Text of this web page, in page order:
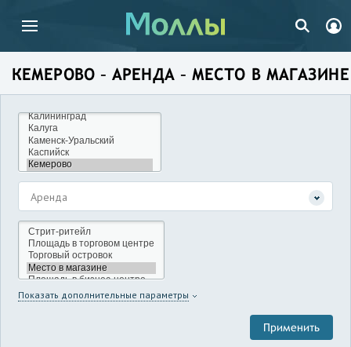
КЕМЕРОВО – АРЕНДА – МЕСТО В МАГАЗИНЕ
Аренда
Показать дополнительные параметры